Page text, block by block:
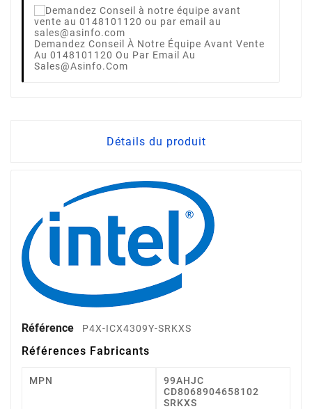
Demandez Conseil À Notre Équipe Avant Vente
Au 0148101120 Ou Par Email Au
Sales@asinfo.com
Détails du produit
Référence P4X-ICX4309Y-SRKXS
Références Fabricants
MPN
99AHJC
CD8068904658102
SRKXS